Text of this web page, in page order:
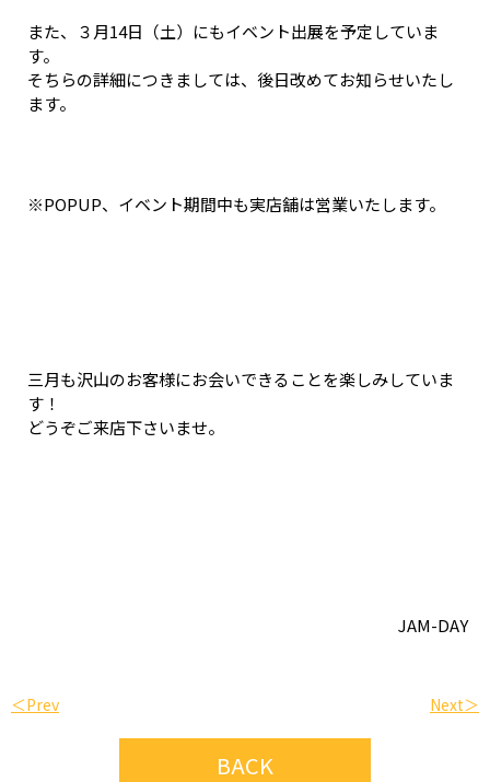
また、３月14日（土）にもイベント出展を予定していま
す。
そちらの詳細につきましては、後日改めてお知らせいたし
ます。
※POPUP、イベント期間中も実店舗は営業いたします。
三月も沢山のお客様にお会いできることを楽しみしていま
す！
どうぞご来店下さいませ。
JAM-DAY
Next＞
＜Prev
BACK